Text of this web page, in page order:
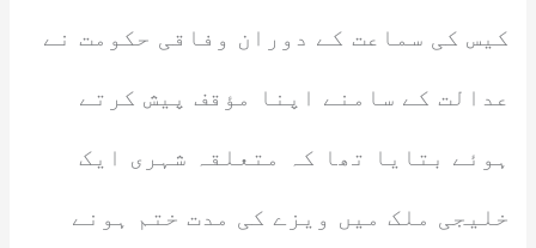
کیس کی سماعت کے دوران وفاقی حکومت نے
عدالت کے سامنے اپنا مؤقف پیش کرتے
ہوئے بتایا تھا کہ متعلقہ شہری ایک
خلیجی ملک میں ویزے کی مدت ختم ہونے